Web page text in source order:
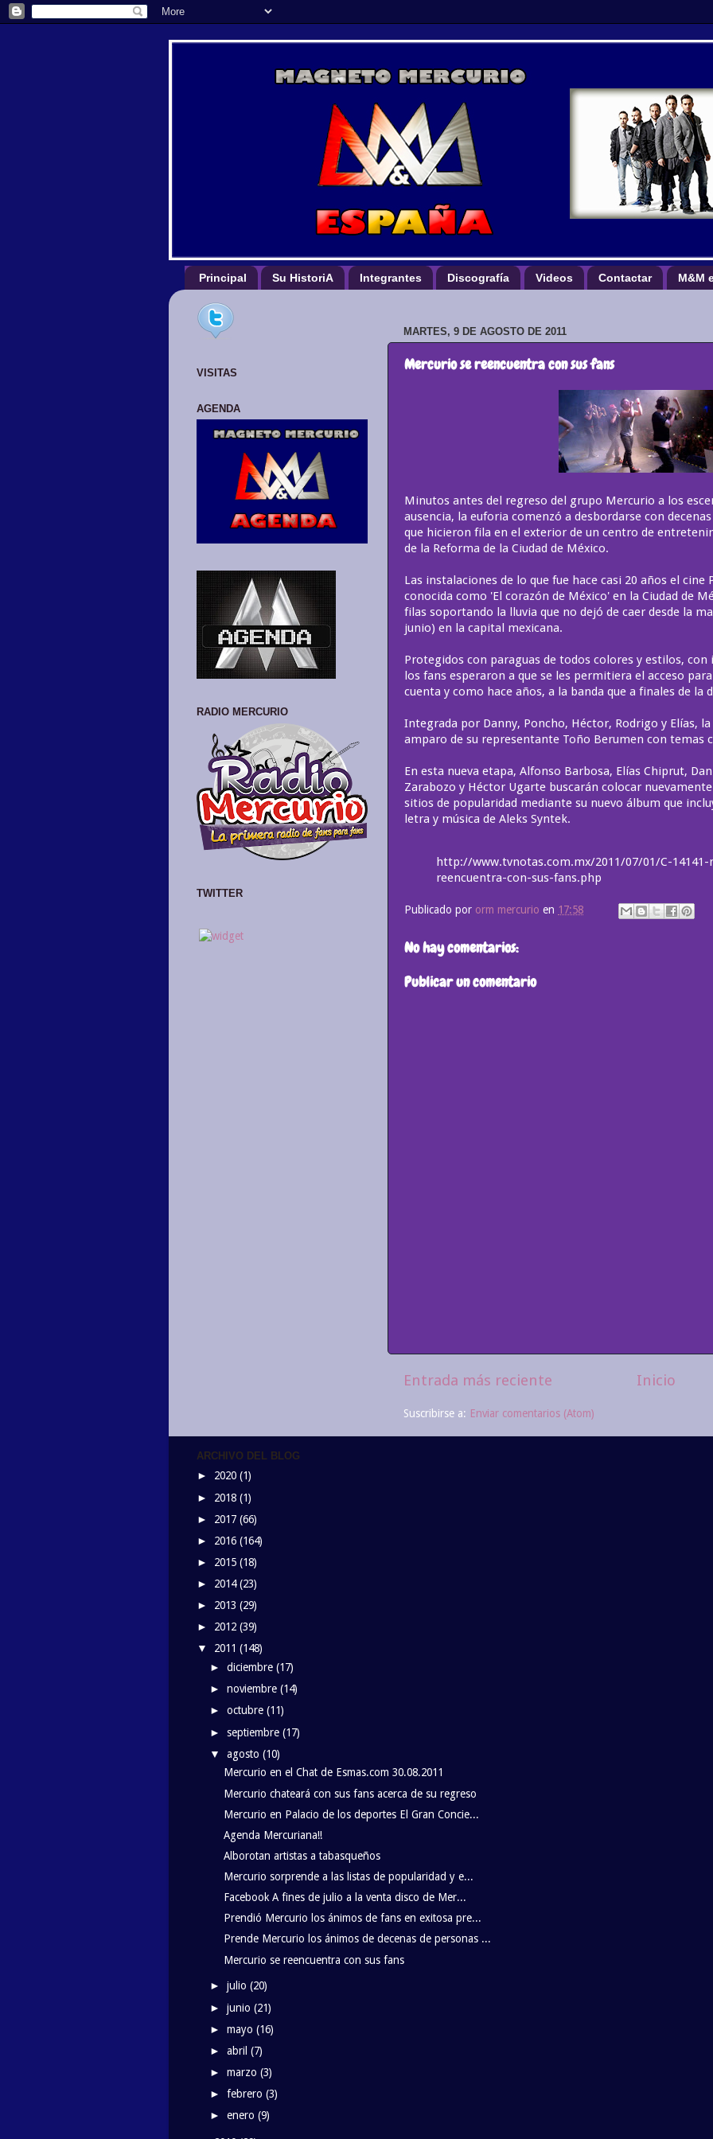
Principal Su HistoriA Integrantes Discografía Videos Contactar M&M
MARTES, 9 DE AGOSTO DE 2011
Mercurio se reencuentra con sus fans
Minutos antes del regreso del grupo Mercurio a los
ausencia, la euforia comenzó a desbordarse con
que hicieron fila en el exterior de un centro de
de la Reforma de la Ciudad de México.
Las instalaciones de lo que fue hace casi 20 años el cine
conocida como 'El corazón de México' en la Ciudad de
filas soportando la lluvia que no dejó de caer desde la
junio) en la capital mexicana.
Protegidos con paraguas de todos colores y estilos,
los fans esperaron a que se les permitiera el acceso
cuenta y como hace años, a la banda que a finales de la
Integrada por Danny, Poncho, Héctor, Rodrigo y Elías,
amparo de su representante Toño Berumen con temas
En esta nueva etapa, Alfonso Barbosa, Elías Chiprut,
Zarabozo y Héctor Ugarte buscarán colocar
sitios de popularidad mediante su nuevo álbum que
letra y música de Aleks Syntek.
http://www.tvnotas.com.mx/2011/07/01/C-14141-
reencuentra-con-sus-fans.php
Publicado por orm mercurio en 17:58
No hay comentarios:
Publicar un comentario
Entrada más reciente Inicio
Suscribirse a: Enviar comentarios (Atom)
VISITAS
AGENDA
RADIO MERCURIO
TWITTER
ARCHIVO DEL BLOG
► 2020 (1)
► 2018 (1)
► 2017 (66)
► 2016 (164)
► 2015 (18)
► 2014(23)
► 2013 (29)
► 2012 (39)
▼ 2011 (148)
►diciembre(17)
►noviembre(14)
►octubre(11)
►septiembre(17)
▼agosto(10)
Mercurio en el Chat de Esmas.com 30.08.2011
Mercurio chateará con sus fans acerca de su regreso
Mercurio en Palacio de los deportes El Gran Concie...
Agenda Mercuriana!!
Alborotan artistas a tabasqueños
Mercurio sorprende a las listas de popularidad y e...
Facebook A fines de julio a la venta disco de Mer...
Prendió Mercurio los ánimos de fans en exitosa pre...
Prende Mercurio los ánimos de decenas de personas ...
Mercurio se reencuentra con sus fans
►julio(20)
►junio(21)
►mayo(16)
►abril(7)
►marzo(3)
►febrero(3)
►enero(9)